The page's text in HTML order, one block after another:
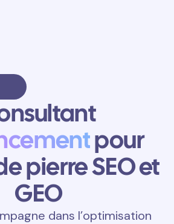
pour
pierre SEO et
GEO
dans l’optimisation